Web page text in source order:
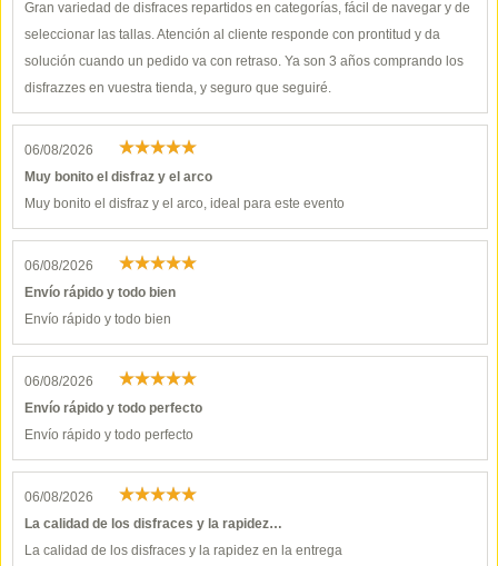
Gran variedad de disfraces repartidos en categorías, fácil de navegar y de
seleccionar las tallas. Atención al cliente responde con prontitud y da
solución cuando un pedido va con retraso. Ya son 3 años comprando los
disfrazzes en vuestra tienda, y seguro que seguiré.
06/08/2026
Muy bonito el disfraz y el arco
Muy bonito el disfraz y el arco, ideal para este evento
06/08/2026
Envío rápido y todo bien
Envío rápido y todo bien
06/08/2026
Envío rápido y todo perfecto
Envío rápido y todo perfecto
06/08/2026
La calidad de los disfraces y la rapidez…
La calidad de los disfraces y la rapidez en la entrega